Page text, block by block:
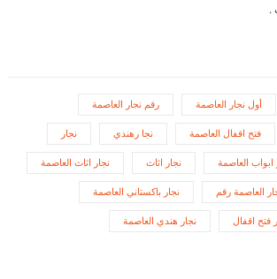
.
أول نجار العاصمة رقم نجار العاصمة
فتح اقفال العاصمة نجا رهندي نجار
ابواب العاصمة نجار اثاث نجار اثاث العاصمة
العاصمة رقم نجار باكستاني العاصمة
فتح اقفال نجار هندي العاصمة